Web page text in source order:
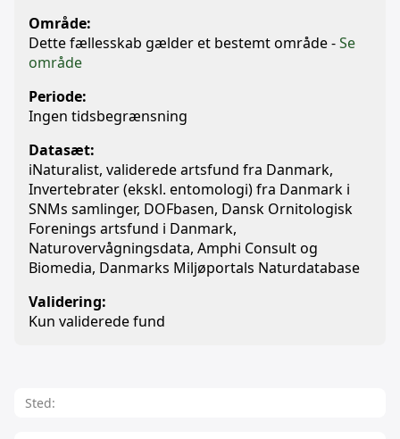
Område:
Dette fællesskab gælder et bestemt område -Se
område
Periode:
Ingen tidsbegrænsning
Datasæt:
iNaturalist, validerede artsfund fra Danmark,
Invertebrater (ekskl. entomologi) fra Danmark i
SNMs samlinger, DOFbasen, Dansk Ornitologisk
Forenings artsfund i Danmark,
Naturovervågningsdata, Amphi Consult og
Biomedia, Danmarks Miljøportals Naturdatabase
Validering:
Kun validerede fund
Sted: